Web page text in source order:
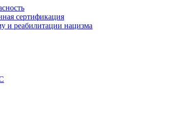
сертификация
и реабилитации нацизма